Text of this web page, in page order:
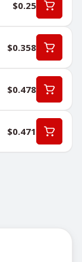
$0.25
$0.358
$0.478
$0.471